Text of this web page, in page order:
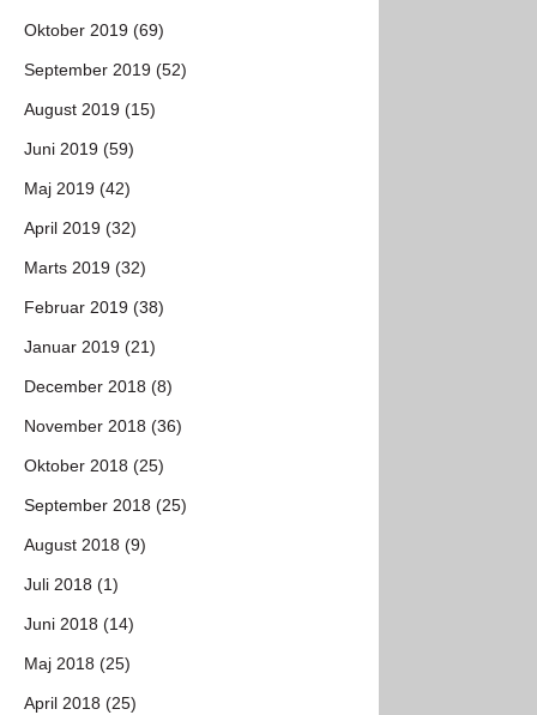
Oktober 2019 (69)
September 2019 (52)
August 2019 (15)
Juni 2019 (59)
Maj 2019 (42)
April 2019 (32)
Marts 2019 (32)
Februar 2019 (38)
Januar 2019 (21)
December 2018 (8)
November 2018 (36)
Oktober 2018 (25)
September 2018 (25)
August 2018 (9)
Juli 2018 (1)
Juni 2018 (14)
Maj 2018 (25)
April 2018 (25)